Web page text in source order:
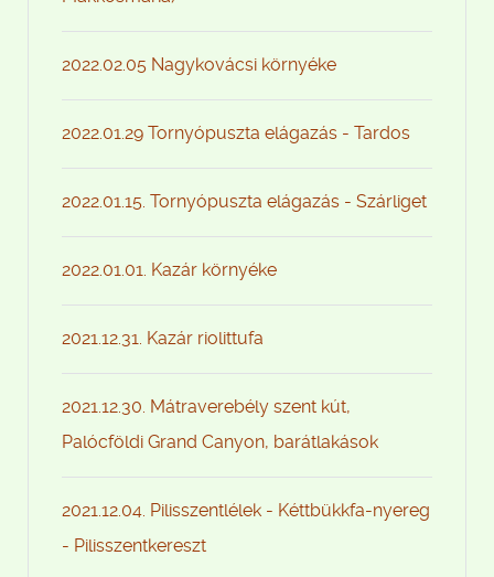
2022.02.05 Nagykovácsi környéke
2022.01.29 Tornyópuszta elágazás - Tardos
2022.01.15. Tornyópuszta elágazás - Szárliget
2022.01.01. Kazár környéke
2021.12.31. Kazár riolittufa
2021.12.30. Mátraverebély szent kút,
Palócföldi Grand Canyon, barátlakások
2021.12.04. Pilisszentlélek - Kéttbükkfa-nyereg
- Pilisszentkereszt